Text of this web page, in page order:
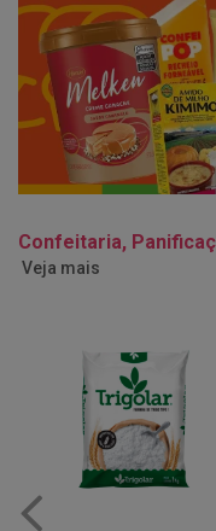
Confeitaria,
Veja mais